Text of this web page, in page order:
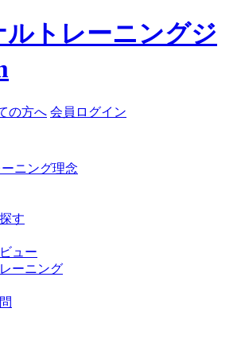
の方へ 会員ログイン
ニング理念
す
ュー
ーニング